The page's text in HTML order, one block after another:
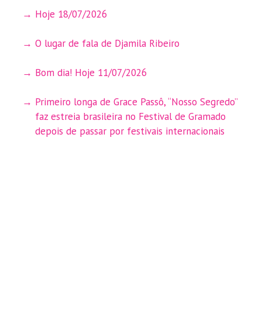
Hoje 18/07/2026
O lugar de fala de Djamila Ribeiro
Bom dia! Hoje 11/07/2026
Primeiro longa de Grace Passô, “Nosso Segredo”
faz estreia brasileira no Festival de Gramado
depois de passar por festivais internacionais